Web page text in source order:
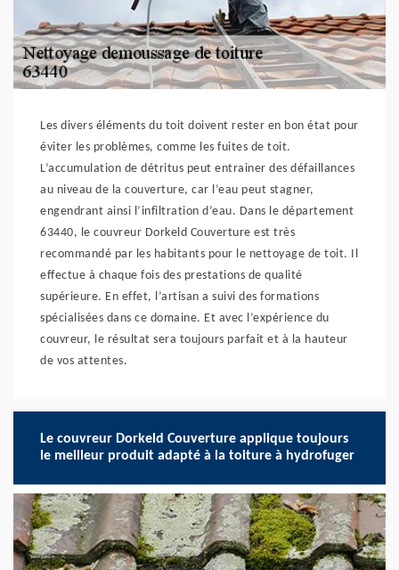
Les divers éléments du toit doivent rester en bon état pour
éviter les problèmes, comme les fuites de toit.
L’accumulation de détritus peut entrainer des défaillances
au niveau de la couverture, car l’eau peut stagner,
engendrant ainsi l’infiltration d’eau. Dans le département
63440, le couvreur Dorkeld Couverture est très
recommandé par les habitants pour le nettoyage de toit. Il
effectue à chaque fois des prestations de qualité
supérieure. En effet, l’artisan a suivi des formations
spécialisées dans ce domaine. Et avec l’expérience du
couvreur, le résultat sera toujours parfait et à la hauteur
de vos attentes.
Le couvreur Dorkeld Couverture applique toujours
le meilleur produit adapté à la toiture à hydrofuger